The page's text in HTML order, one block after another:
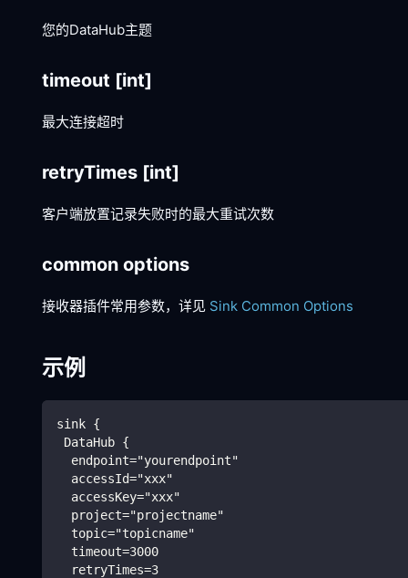
您的DataHub主题
timeout [int]
最大连接超时
retryTimes [int]
客户端放置记录失败时的最大重试次数
common options
接收器插件常用参数，详见 Sink Common Options
示例
sink {
DataHub {
  endpoint="yourendpoint"
  accessId="xxx"
  accessKey="xxx"
  project="projectname"
  topic="topicname"
  timeout=3000
  retryTimes=3